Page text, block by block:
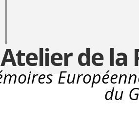
Atelier de la
du